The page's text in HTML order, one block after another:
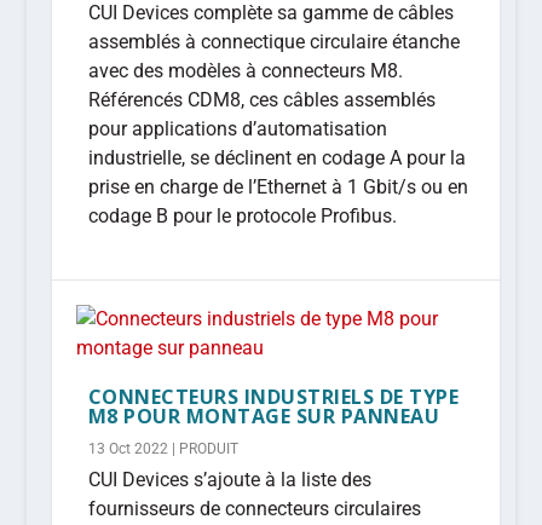
CUI Devices complète sa gamme de câbles
assemblés à connectique circulaire étanche
avec des modèles à connecteurs M8.
Référencés CDM8, ces câbles assemblés
pour applications d’automatisation
industrielle, se déclinent en codage A pour la
prise en charge de l’Ethernet à 1 Gbit/s ou en
codage B pour le protocole Profibus.
CONNECTEURS INDUSTRIELS DE TYPE
M8 POUR MONTAGE SUR PANNEAU
13 Oct 2022| PRODUIT
CUI Devices s’ajoute à la liste des
fournisseurs de connecteurs circulaires